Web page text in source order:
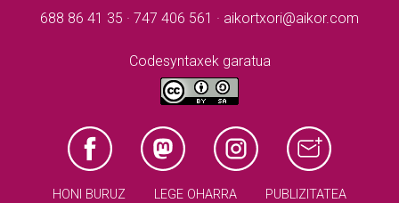
688 86 41 35 · 747 406 561 · aikortxori@aikor.com
Codesyntaxek garatua
HONI BURUZ LEGE OHARRA PUBLIZITATEA